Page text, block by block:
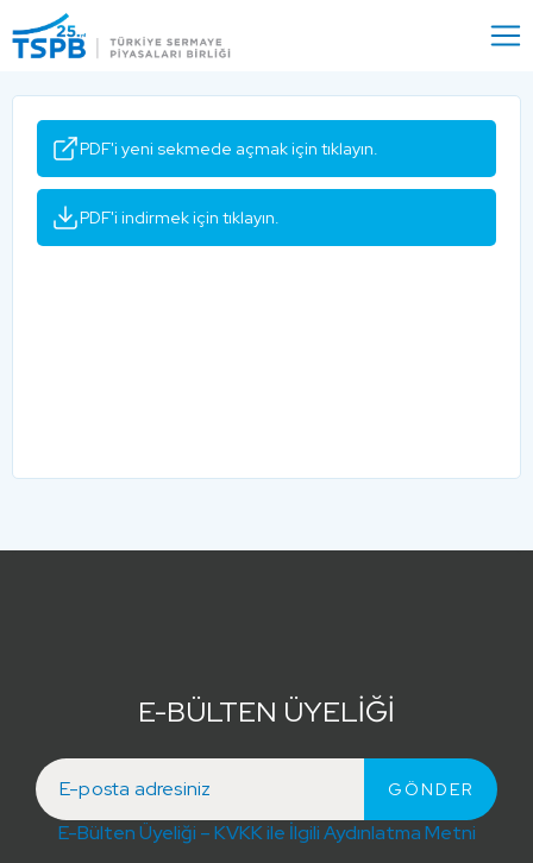
Close
PDF'i yeni sekmede açmak için tıklayın.
PDF'i indirmek için tıklayın.
E-BÜLTEN ÜYELİĞİ
E-Bülten Üyeliği – KVKK ile İlgili Aydınlatma Metni